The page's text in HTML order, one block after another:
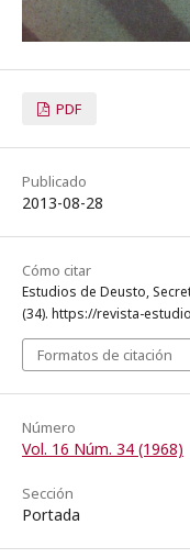
PDF
Publicado
2013-08-28
Cómo citar
Estudios de Deusto,
(34). https://revista-
Formatos de citación
Número
Vol. 16 Núm. 34 (1968)
Sección
Portada